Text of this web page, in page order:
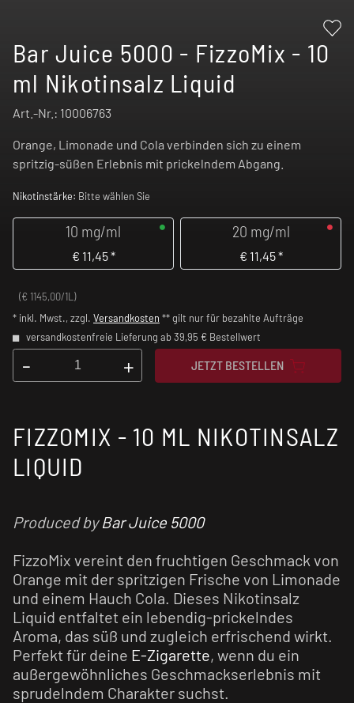
Bar Juice 5000 - FizzoMix - 10
ml Nikotinsalz Liquid
Art.-Nr.: 10006763
Orange, Limonade und Cola verbinden sich zu einem
spritzig-süßen Erlebnis mit prickelndem Abgang.
Nikotinstärke: Bitte wählen Sie
10 mg/ml
€ 11,45*
20 mg/ml
€ 11,45*
(€ 1145,00/1L)
* inkl. Mwst., zzgl. Versandkosten ** gilt nur für bezahlte Aufträge
versandkostenfreie Lieferung ab 39,95 € Bestellwert
- + JETZT BESTELLEN
FIZZOMIX - 10 ML NIKOTINSALZ
LIQUID
Produced byBar Juice 5000
FizzoMix vereint den fruchtigen Geschmack von
Orange mit der spritzigen Frische von Limonade
und einem Hauch Cola. Dieses Nikotinsalz
Liquid entfaltet ein lebendig-prickelndes
Aroma, das süß und zugleich erfrischend wirkt.
Perfekt für deine E-Zigarette, wenn du ein
außergewöhnliches Geschmackserlebnis mit
sprudelndem Charakter suchst.